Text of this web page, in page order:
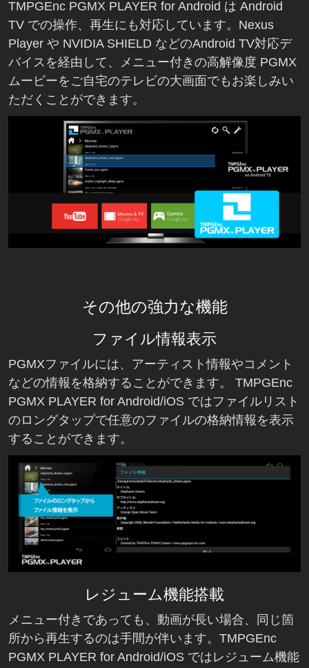
TMPGEnc PGMX PLAYER for Android は Android
TV での操作、再生にも対応しています。Nexus
Player や NVIDIA SHIELD などのAndroid TV対応デ
バイスを経由して、メニュー付きの高解像度 PGMX
ムービーをご自宅のテレビの大画面でもお楽しみい
ただくことができます。
その他の強力な機能
ファイル情報表示
PGMXファイルには、アーティスト情報やコメント
などの情報を格納することができます。 TMPGEnc
PGMX PLAYER for Android/iOS ではファイルリスト
のロングタップで任意のファイルの格納情報を表示
することができます。
レジューム機能搭載
メニュー付きであっても、動画が長い場合、同じ箇
所から再生するのは手間が伴います。TMPGEnc
PGMX PLAYER for Android/iOS ではレジューム機能